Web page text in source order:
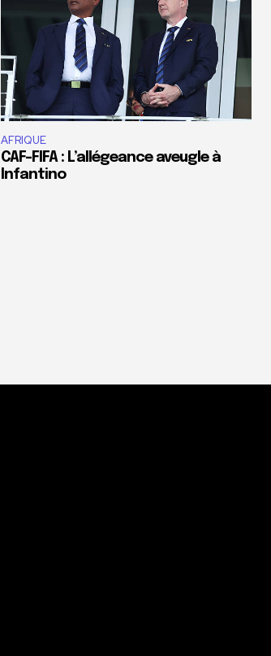
AFRIQUE
CAF-FIFA : L’allégeance aveugle à
Infantino